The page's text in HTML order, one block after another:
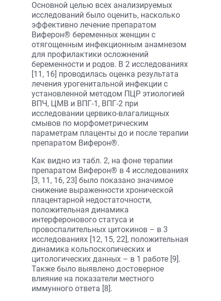
Основной целью всех анализируемых
исследований было оценить, насколько
эффективно лечение препаратом
Виферон® беременных женщин с
отягощенным инфекционным анамнезом
для профилактики осложнений
беременности и родов. В 2 исследованиях
[11, 16] проводилась оценка результата
лечения урогенитальной инфекции с
установленной методом ПЦР этиологией
ВПЧ, ЦМВ и ВПГ-1, ВПГ-2 при
исследовании цервико-влагалищных
смывов по морфометрическим
параметрам плаценты до и после терапии
препаратом Виферон®.
Как видно из табл. 2, на фоне терапии
препаратом Виферон® в 4 исследованиях
[3, 11, 16, 23] было показано значимое
снижение выраженности хронической
плацентарной недостаточности,
положительная динамика
интерферонового статуса и
провоспалительных цитокинов – в 3
исследованиях [12, 15, 22], положительная
динамика кольпоскопических и
цитологических данных – в 1 работе [9].
Также было выявлено достоверное
влияние на показатели местного
иммунного ответа [8].